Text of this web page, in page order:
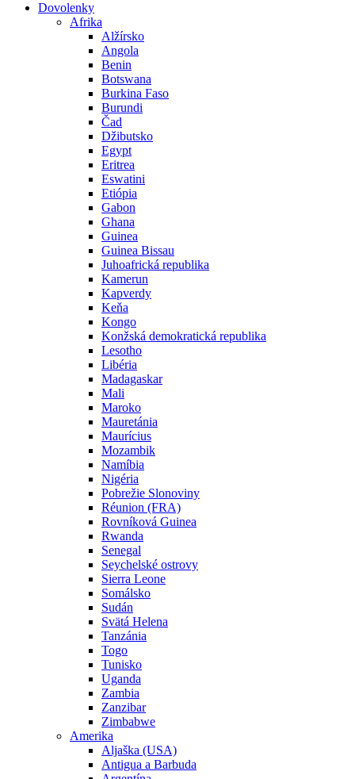
Dovolenky
Afrika
Alžírsko
Angola
Benin
Botswana
Burkina Faso
Burundi
Čad
Džibutsko
Egypt
Eritrea
Eswatini
Etiópia
Gabon
Ghana
Guinea
Guinea Bissau
Juhoafrická republika
Kamerun
Kapverdy
Keňa
Kongo
Konžská demokratická republika
Lesotho
Libéria
Madagaskar
Mali
Maroko
Mauretánia
Maurícius
Mozambik
Namíbia
Nigéria
Pobrežie Slonoviny
Réunion (FRA)
Rovníková Guinea
Rwanda
Senegal
Seychelské ostrovy
Sierra Leone
Somálsko
Sudán
Svätá Helena
Tanzánia
Togo
Tunisko
Uganda
Zambia
Zanzibar
Zimbabwe
Amerika
Aljaška (USA)
Antigua a Barbuda